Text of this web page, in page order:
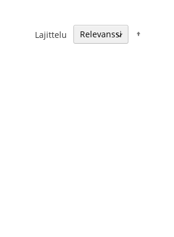
Lajittelu